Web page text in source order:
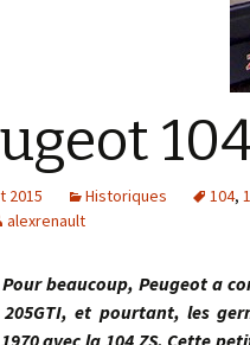
2015 Historiques 104,
alexrenault
Peugeot a
et pourtant, les
avec la 104 ZS. Cette